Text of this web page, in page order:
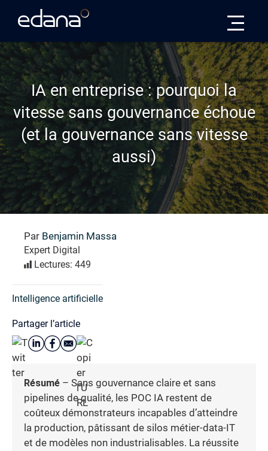
IA en entreprise : pourquoi la
vitesse sans gouvernance échoue
(et la gouvernance sans vitesse
aussi)
Par Benjamin Massa
Expert Digital
Lectures: 449
Intelligence artificielle
Partager l’article
Résumé – Sans gouvernance claire et sans
pipelines de qualité, les POC IA restent de
coûteux démonstrateurs incapables d’atteindre
la production, pâtissant de silos métier-data-IT
et de modèles non industrialisables. La réussite